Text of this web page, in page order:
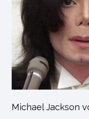
Michael Jackson